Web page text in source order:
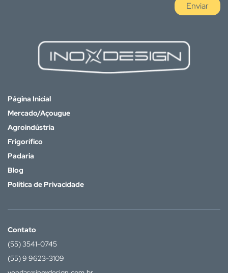
Enviar
Página Inicial
Mercado/Açougue
Agroindústria
Frigorífico
Padaria
Blog
Política de Privacidade
Contato
(55) 3541-0745
(55) 9 9623-3109